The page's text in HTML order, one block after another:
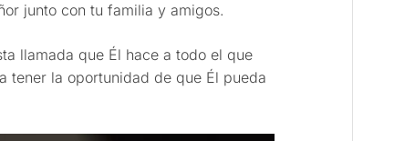
junto con tu familia y amigos.
llamada que Él hace a todo el que
tener la oportunidad de que Él pueda